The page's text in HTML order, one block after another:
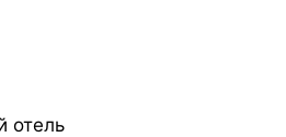
отель